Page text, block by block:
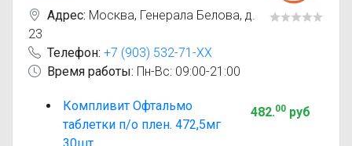
Адрес: Москва, Генерала Белова, д.
23
Телефон: +7 (903) 532-71-XX
Время работы: Пн-Вс: 09:00-21:00
Компливит Офтальмо
таблетки п/о плен. 472,5мг
482.00руб